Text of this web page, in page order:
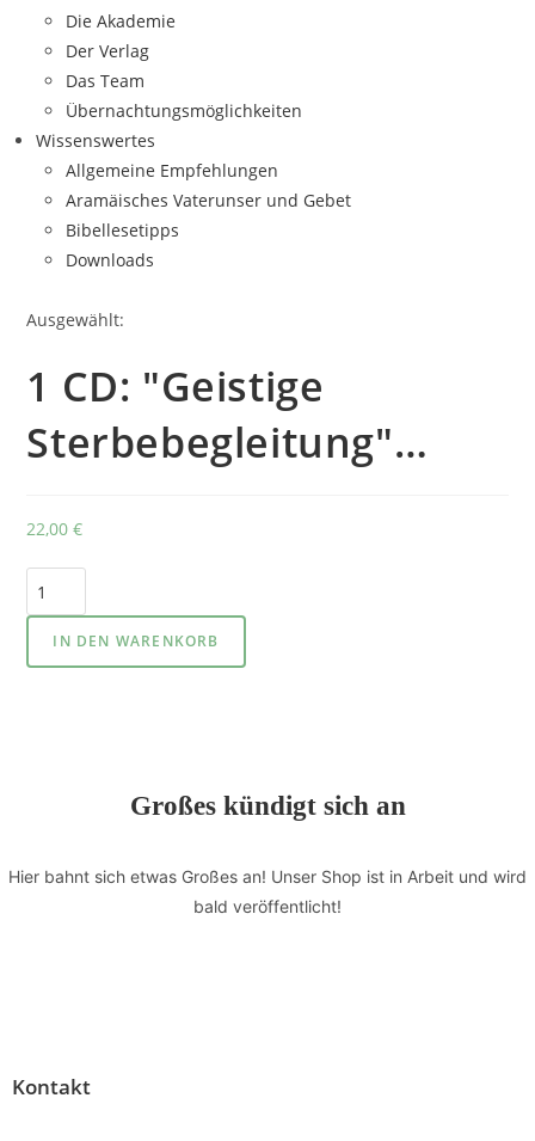
Die Akademie
Der Verlag
Das Team
Übernachtungsmöglichkeiten
Wissenswertes
Allgemeine Empfehlungen
Aramäisches Vaterunser und Gebet
Bibellesetipps
Downloads
Ausgewählt:
1 CD: "Geistige
Sterbebegleitung"…
22,00€
IN DEN WARENKORB
Großes kündigt sich an
Hier bahnt sich etwas Großes an! Unser Shop ist in Arbeit und wird
bald veröffentlicht!
Kontakt